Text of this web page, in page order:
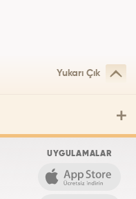
Yukarı Çık
UYGULAMALAR